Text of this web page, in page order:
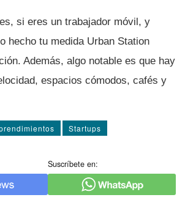
si eres un trabajador móvil, y
hecho tu medida Urban Station
Además, algo notable es que hay
espacios cómodos, cafés y
Startups
Suscríbete en: